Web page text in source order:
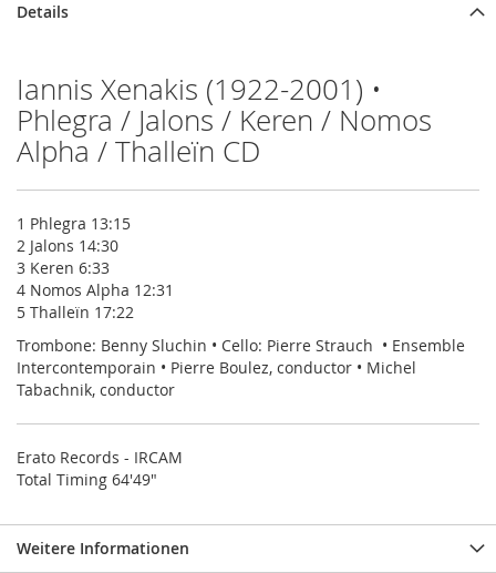
Details
Iannis Xenakis (1922-2001) •
Phlegra / Jalons / Keren / Nomos
Alpha / Thalleïn CD
1 Phlegra 13:15
2 Jalons 14:30
3 Keren 6:33
4 Nomos Alpha 12:31
5 Thalleïn 17:22
Trombone: Benny Sluchin • Cello: Pierre Strauch • Ensemble
Intercontemporain • Pierre Boulez, conductor • Michel
Tabachnik, conductor
Erato Records - IRCAM
Total Timing 64'49"
Weitere Informationen